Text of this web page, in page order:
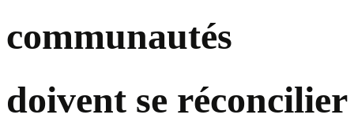
communautés
doivent se réconcilier